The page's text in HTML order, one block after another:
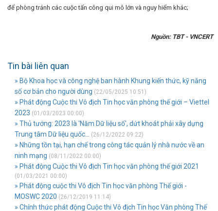
để phòng tránh các cuộc tấn công qui mô lớn và nguy hiểm khác;
Nguồn: TBT - VNCERT
Tin bài liên quan
» Bộ Khoa học và công nghệ ban hành Khung kiến thức, kỹ năng
số cơ bản cho người dùng (22/05/2025 10:51)
» Phát động Cuộc thi Vô địch Tin học văn phòng thế giới – Viettel
2023 (01/03/2023 00:00)
» Thủ tướng: 2023 là 'Năm Dữ liệu số', dứt khoát phải xây dựng
Trung tâm Dữ liệu quốc...
(26/12/2022 09:22)
» Những tồn tại, hạn chế trong công tác quản lý nhà nước về an
ninh mạng (08/11/2022 00:00)
» Phát động Cuộc thi Vô địch Tin học văn phòng thế giới 2021
(01/03/2021 00:00)
» Phát động cuộc thi Vô địch Tin học văn phòng Thế giới -
MOSWC 2020 (26/12/2019 11:14)
» Chính thức phát động Cuộc thi Vô địch Tin học Văn phòng Thế